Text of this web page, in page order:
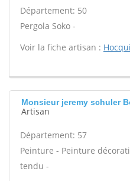
Département: 50
Pergola Soko -
Voir la fiche artisan :
Monsieur jeremy schuler
Artisan
Département: 57
Peinture - Peinture
tendu -